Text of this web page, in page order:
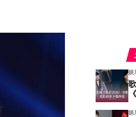
娱
娱